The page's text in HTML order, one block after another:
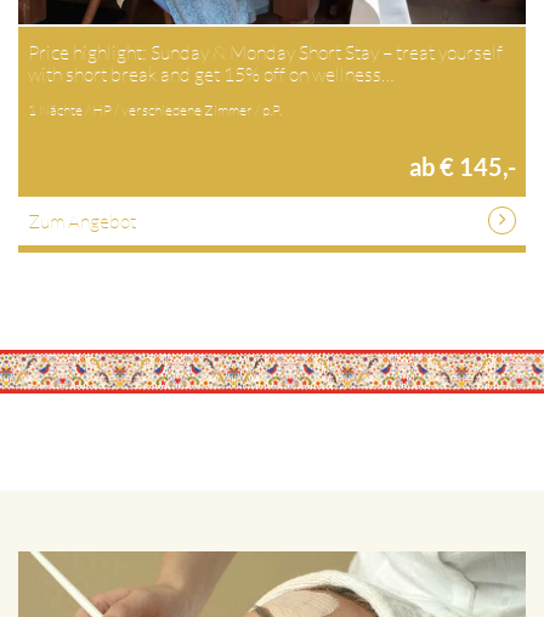
Price highlight: Sunday & Monday Short Stay – treat yourself
with short break and get 15% off on wellness…
1 Nächte / HP / verschiedene Zimmer / p.P.
ab € 145,-
Zum Angebot